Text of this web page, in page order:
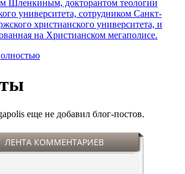
Шленкиным, докторантом теологии
университета, сотрудником Санкт-
христианского университета, и
на Христианском мегаполисе.
еще не добавил блог-постов.
ЛЕНТА КОММЕНТАРИЕВ